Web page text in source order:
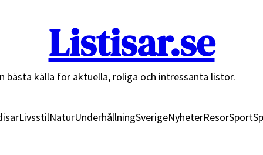
Listisar.se
bästa källa för aktuella, roliga och intressanta listor.
LivsstilNaturUnderhållningSverigeNyheterResorSport